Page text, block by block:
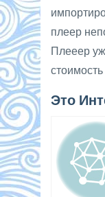
плеер
Плееер
Это